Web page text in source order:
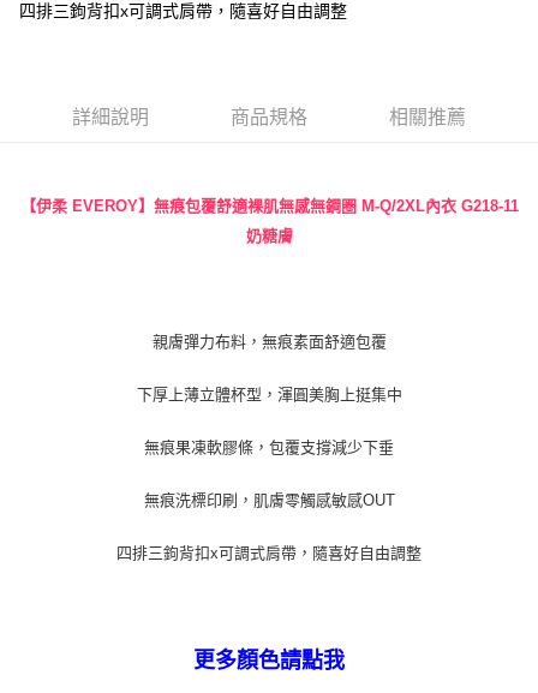
結帳頁面，進行簡訊認證並確認金額後，即可完成結帳。
購買商品的店家。未經商家同意取消之訂單仍視為有效，需透過AFTEE先享
客戶支援中心」https://netprotections.freshdesk.com/support/home
２．關於個人資料處理事宜，請瀏覽以下網址：
「AFTEE先享後付」，若未經同意申辦者引起之損失，本公司不負相關責
４．使用「AFTEE先享後付」時，將依據個別帳號之用戶狀況，依本公司即
５．嚴禁一人註冊多個帳號或使用他人資訊註冊。若發現惡意使用之情形，
付款後全家取貨
每筆NT$90，滿NT$1,000(含以上)免運費
每筆NT$90，滿NT$1,000(含以上)免運費
四排三鉤背扣x可調式肩帶，隨喜好自由調整
詳細說明 商品規格 相關推薦
【伊柔 EVEROY】無痕包覆舒適裸肌無感無鋼圈 M-Q/2XL內衣 G218-11
奶糖膚
親膚彈力布料，無痕素面舒適包覆
下厚上薄立體杯型，渾圓美胸上挺集中
無痕果凍軟膠條，包覆支撐減少下垂
無痕洗標印刷，肌膚零觸感敏感OUT
四排三鉤背扣x可調式肩帶，隨喜好自由調整
更多顏色請點我